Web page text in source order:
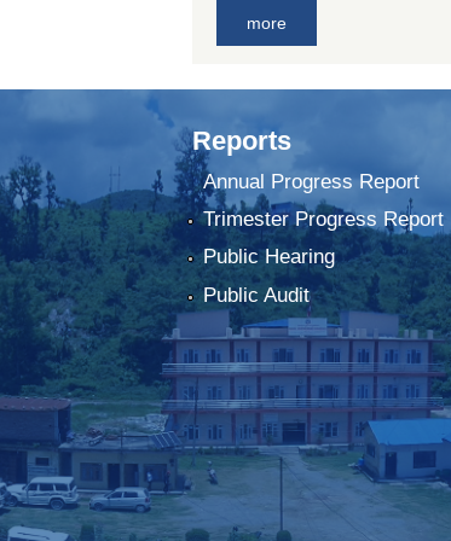
more
Reports
Annual Progress Report
Trimester Progress Report
Public Hearing
Public Audit